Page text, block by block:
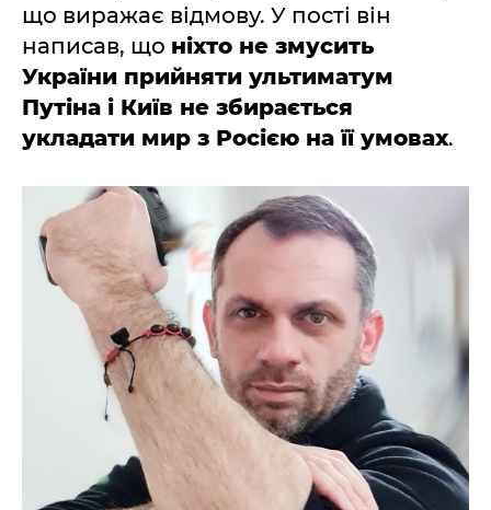
що виражає відмову. У пості він
написав, що ніхто не змусить
України прийняти ультиматум
Путіна і Київ не збирається
укладати мир з Росією на її умовах.